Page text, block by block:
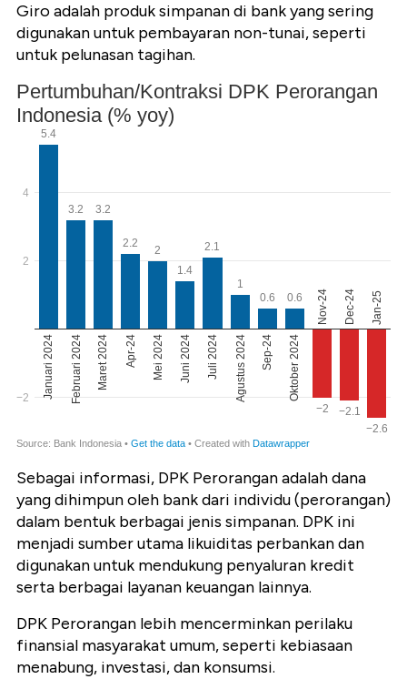
Giro adalah produk simpanan di bank yang sering
digunakan untuk pembayaran non-tunai, seperti
untuk pelunasan tagihan.
Sebagai informasi, DPK Perorangan adalah dana
yang dihimpun oleh bank dari individu (perorangan)
dalam bentuk berbagai jenis simpanan. DPK ini
menjadi sumber utama likuiditas perbankan dan
digunakan untuk mendukung penyaluran kredit
serta berbagai layanan keuangan lainnya.
DPK Perorangan lebih mencerminkan perilaku
finansial masyarakat umum, seperti kebiasaan
menabung, investasi, dan konsumsi.